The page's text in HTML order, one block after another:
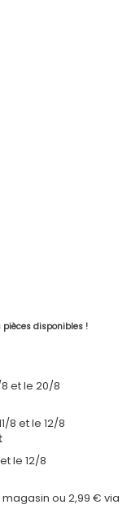
pièces disponibles !
et le 20/8
8 et le 12/8
le 12/8
magasin ou 2,99 € via